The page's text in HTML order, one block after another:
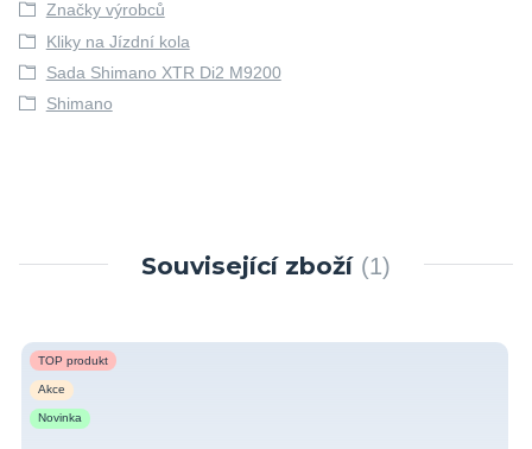
Značky výrobců
Kliky na Jízdní kola
Sada Shimano XTR Di2 M9200
Shimano
Související zboží 1
TOP produkt
Akce
Novinka